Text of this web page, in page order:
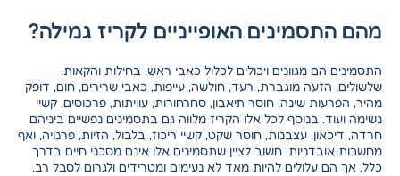
מהם התסמינים האופייניים לקריז גמילה?
התסמינים הם מגוונים ויכולים לכלול כאבי ראש, בחילות והקאות,
שלשולים, הזעה מוגברת, רעד, חולשה, עייפות, כאבי שרירים, חום, דופק
מהיר, הפרעות שינה, חוסר תיאבון, סחרחורות, עוויתות, פרכוסים, קשיי
נשימה ועוד. בנוסף לכל אלו הקריז מלווה גם בתסמינים נפשיים ביניהם
חרדה, דיכאון, עצבנות, חוסר שקט, קשיי ריכוז, בלבול, הזיות, פרנויה, ואף
מחשבות אובדניות. חשוב לציין שתסמינים אלו אינם מסכני חיים בדרך
כלל, אך הם עלולים להיות מאד לא נעימים ומטרידים ולגרום לסבל רב.